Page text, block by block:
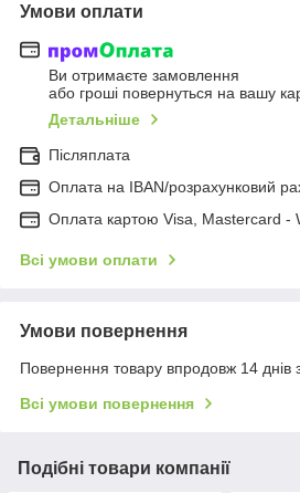
Умови оплати
Ви отримаєте замовлення
або гроші повернуться на вашу
Детальніше
Післяплата
Оплата на IBAN/розрахунковий
Оплата картою Visa, Mastercard -
Всі умови оплати
Умови повернення
Повернення товару впродовж 14 днів
Всі умови повернення
Подібні товари компанії